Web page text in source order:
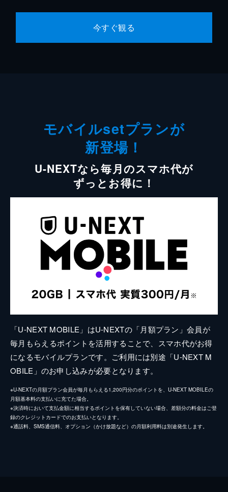
今すぐ観る
モバイルsetプランが
新登場！
U-NEXTなら毎月のスマホ代が
ずっとお得に！
「U-NEXT MOBILE」はU-NEXTの「月額プラン」会員が
毎月もらえるポイントを活用することで、スマホ代がお得
になるモバイルプランです。ご利用には別途「U-NEXT M
OBILE」のお申し込みが必要となります。
※U-NEXTの月額プラン会員が毎月もらえる1,200円分のポイントを、U-NEXT MOBILEの
月額基本料の支払いに充てた場合。
※決済時において支払金額に相当するポイントを保有していない場合、差額分の料金はご登
録のクレジットカードでのお支払いとなります。
※通話料、SMS通信料、オプション（かけ放題など）の月額利用料は別途発生します。